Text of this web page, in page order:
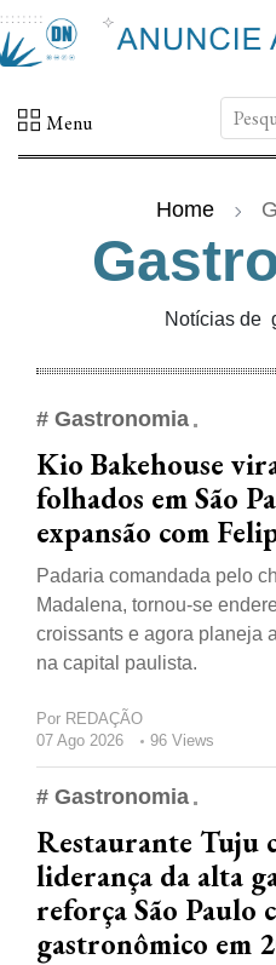
Menu
Home
Notícias de
# Gastronomia
Kio Bakehouse
folhados em São
expansão com
Padaria comandada pelo
Madalena, tornou-se
croissants e agora planeja
na capital paulista.
Por REDAÇÃO
07 Ago 2026
96 Views
# Gastronomia
Restaurante Tuju
liderança da alta
reforça São Paulo
gastronômico em